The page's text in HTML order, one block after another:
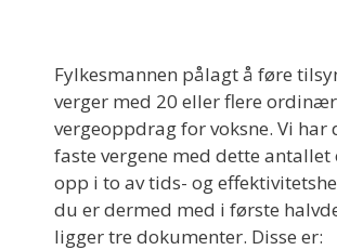
Fylkesmannen pålagt å føre
verger med 20 eller flere
vergeoppdrag for voksne. Vi har
faste vergene med dette
opp i to av tids- og
du er dermed med i første
ligger tre dokumenter. Disse er: